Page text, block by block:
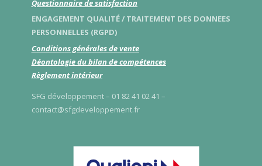
Questionnaire de satisfaction
ENGAGEMENT QUALITÉ / TRAITEMENT DES DONNEES
PERSONNELLES (RGPD)
Conditions générales de vente
Déontologie du bilan de compétences
Règlement intérieur
SFG développement – 01 82 41 02 41 –
contact@sfgdeveloppement.fr